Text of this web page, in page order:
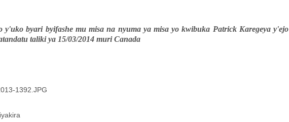
y'uko byari byifashe mu misa na nyuma ya misa yo kwibuka Patrick Karegeya y'ejo
taliki ya 15/03/2014 muri Canada